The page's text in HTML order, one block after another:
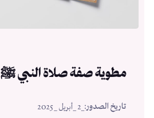
مطوية صفة صلاة النبي ﷺ
تاريخ الصدور: _2 _أبريل _2025